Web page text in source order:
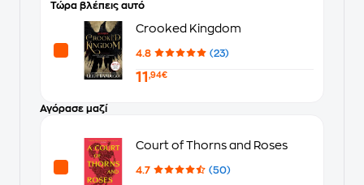
Τώρα βλέπεις αυτό
Crooked Kingdom
4.8 (23)
11 ,94€
Αγόρασε μαζί
Court of Thorns and Roses
4.7 (50)